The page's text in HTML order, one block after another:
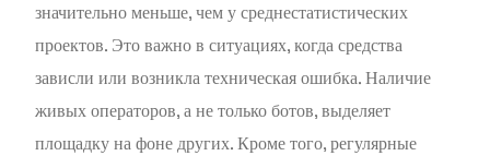
значительно меньше, чем у среднестатистических
проектов. Это важно в ситуациях, когда средства
зависли или возникла техническая ошибка. Наличие
живых операторов, а не только ботов, выделяет
площадку на фоне других. Кроме того, регулярные